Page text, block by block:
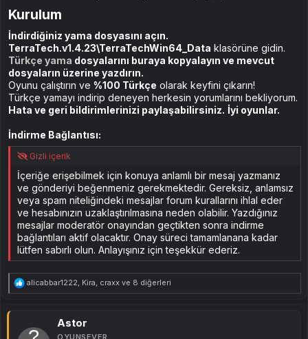
Kurulum
İndirdiğiniz yama dosyasını açın.
TerraTech.v1.4.23\TerraTechWin64_Data klasörüne gidin.
Türkçe yama dosyalarını buraya kopyalayın ve mevcut
dosyaların üzerine yazdırın.
Oyunu çalıştırın ve %100 Türkçe olarak keyfini çıkarın!
Türkçe yamayı indirip deneyen herkesin yorumlarını bekliyorum.
Hata ve geri bildirimlerinizi paylaşabilirsiniz. İyi oyunlar.
İndirme Bağlantısı:
Gizli içerik
İçeriğe erişebilmek için konuya anlamlı bir mesaj yazmanız
ve gönderiyi beğenmeniz gerekmektedir. Gereksiz, anlamsız
veya spam niteliğindeki mesajlar forum kurallarını ihlal eder
ve hesabınızın uzaklaştırılmasına neden olabilir. Yazdığınız
mesajlar moderatör onayından geçtikten sonra indirme
bağlantıları aktif olacaktır. Onay süreci tamamlanana kadar
lütfen sabırlı olun. Anlayışınız için teşekkür ederiz.
T
e
l
alicabbar1222, Kira, craxx ve 8 diğerleri
Astor
OYUNSEVER